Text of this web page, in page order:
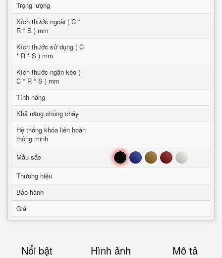
Trọng lượng
Kích thước ngoài ( C *
R * S ) mm
Kích thước sử dụng ( C
* R * S ) mm
Kích thước ngăn kéo (
C * R * S ) mm
Tính năng
Khả năng chống cháy
Hệ thống khóa liên hoàn
thông minh
Mầu sắc
Đen Xanh Nâu Đỏ Trắng
Thương hiệu
Bảo hành
Giá
Nổi bật Hình ảnh Mô tả